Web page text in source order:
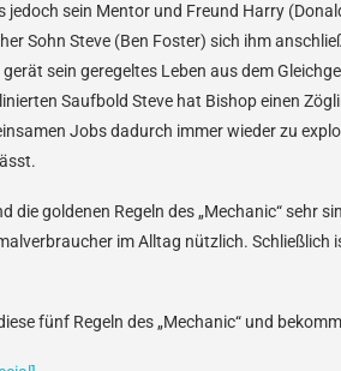
jedoch sein Mentor und Freund Harry
Sohn Steve (Ben Foster) sich ihm
gerät sein geregeltes Leben aus dem
Saufbold Steve hat Bishop einen
Jobs dadurch immer wieder zu
die goldenen Regeln des „Mechanic“ sehr
im Alltag nützlich. Schließlich
fünf Regeln des „Mechanic“ und